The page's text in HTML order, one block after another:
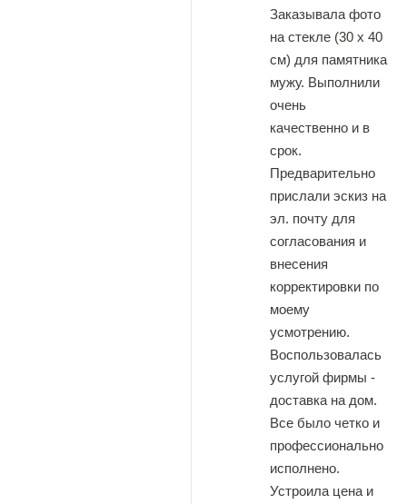
Заказывала фото
на стекле (30 х 40
см) для памятника
мужу. Выполнили
очень
качественно и в
срок.
Предварительно
прислали эскиз на
эл. почту для
согласования и
внесения
корректировки по
моему
усмотрению.
Воспользовалась
услугой фирмы -
доставка на дом.
Все было четко и
профессионально
исполнено.
Устроила цена и